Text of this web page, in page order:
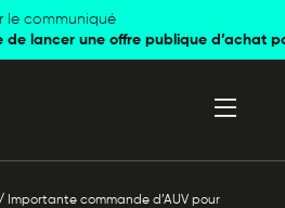
le communiqué
lancer une offre publique d’achat
/ Importante commande d’AUV pour